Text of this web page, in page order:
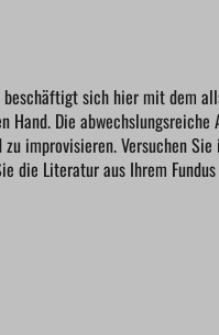
sich hier mit dem
Die
improvisieren. Versuchen
die Literatur aus Ihrem